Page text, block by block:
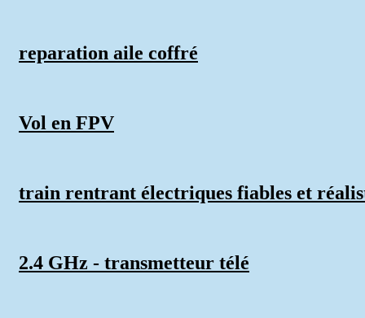
reparation aile coffré
Vol en FPV
train rentrant électriques fiables et
2.4 GHz - transmetteur télé